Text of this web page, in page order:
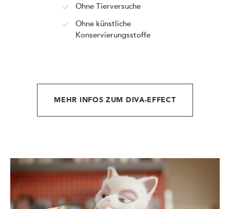
ausgezeichnet beim German Brand
Ohne Tierversuche
Ohne künstliche
Konservierungsstoffe
MEHR INFOS ZUM DIVA-EFFECT